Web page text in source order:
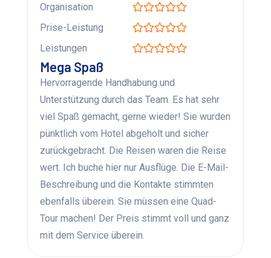
Organisation
Prise-Leistung
Leistungen
Mega Spaß
Hervorragende Handhabung und
Unterstützung durch das Team. Es hat sehr
viel Spaß gemacht, gerne wieder! Sie wurden
pünktlich vom Hotel abgeholt und sicher
zurückgebracht. Die Reisen waren die Reise
wert. Ich buche hier nur Ausflüge. Die E-Mail-
Beschreibung und die Kontakte stimmten
ebenfalls überein. Sie müssen eine Quad-
Tour machen! Der Preis stimmt voll und ganz
mit dem Service überein.